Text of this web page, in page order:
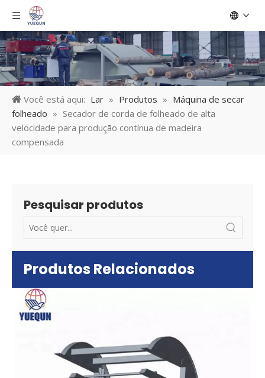
Você está aqui: Lar » Produtos » Máquina de secar
folheado » Secador de corda de folheado de alta
velocidade para produção contínua de madeira
compensada
Pesquisar produtos
Produtos Relacionados